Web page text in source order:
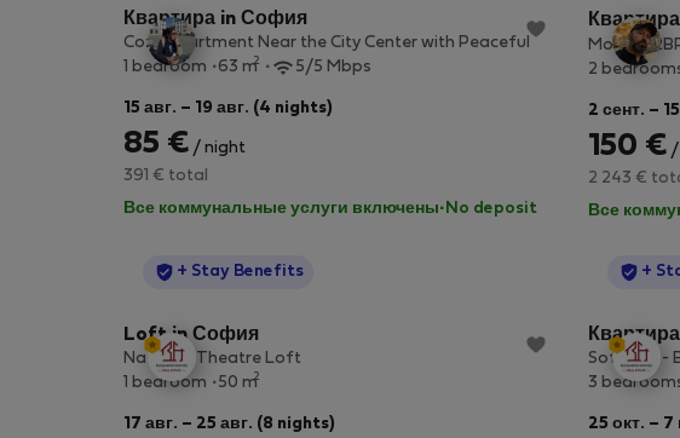
Квартира in София
Cozy Apartment Near the City Center with Peaceful
1 bedroom
63 m2 5/5 Mbps
15 авг. – 19 авг. (4 nights)
85 € / night
391 € total
Все коммунальные услуги включены· No deposit
Modern
2
2 сент. –
150 € /
2 243 €
Все
StayProtection
+ Stay Benefits
Loft in София
National Theatre Loft
1 bedroom
50 m2
17 авг. – 25 авг. (8 nights)
+
Sofia Inn -
3
25 окт. –